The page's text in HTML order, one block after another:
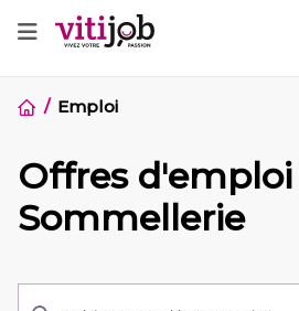
Emploi
Offres
Sommellerie